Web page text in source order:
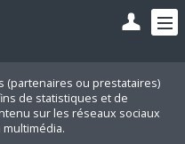
(partenaires ou prestataires)
de statistiques et de
sur les réseaux sociaux